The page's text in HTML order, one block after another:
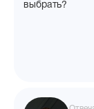
выбрать?